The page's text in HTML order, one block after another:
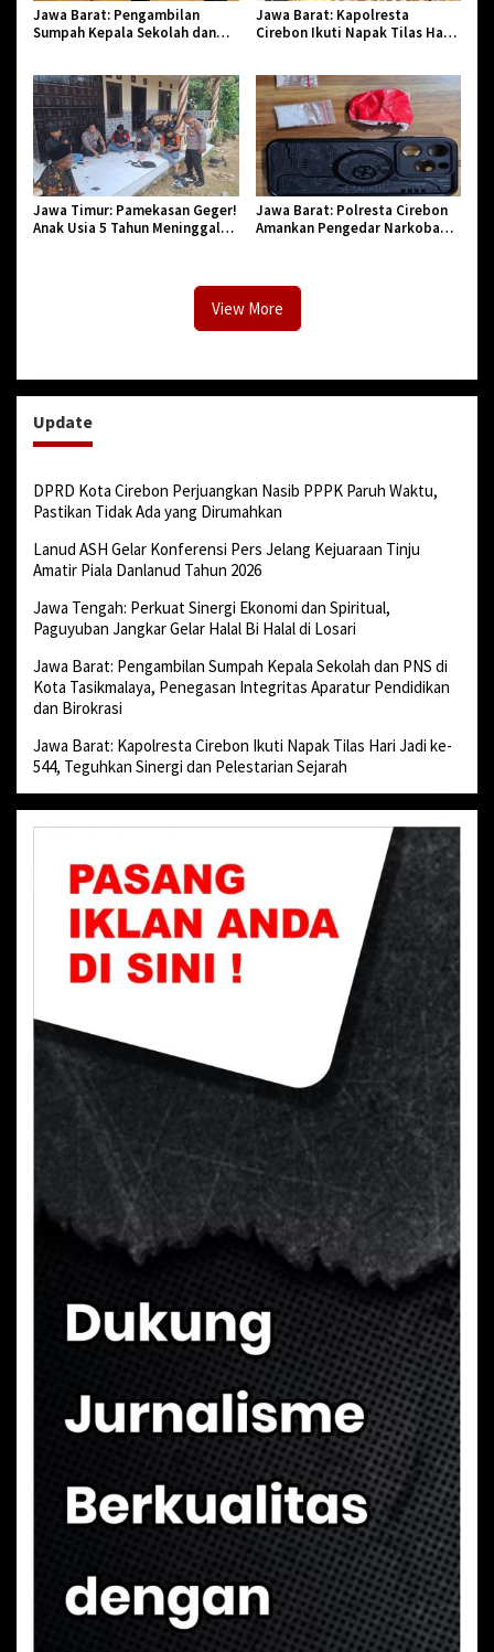
Jawa Barat: Pengambilan
Sumpah Kepala Sekolah dan
Pendidikan dan Birokrasi
Jawa Barat: Kapolresta
Cirebon Ikuti Napak Tilas Hari
Jawa Timur: Pamekasan Geger!
Anak Usia 5 Tahun Meninggal
Jawa Barat: Polresta Cirebon
Amankan Pengedar Narkoba
View More
Update
DPRD Kota Cirebon Perjuangkan Nasib PPPK Paruh Waktu,
Pastikan Tidak Ada yang Dirumahkan
Lanud ASH Gelar Konferensi Pers Jelang Kejuaraan Tinju
Amatir Piala Danlanud Tahun 2026
Jawa Tengah: Perkuat Sinergi Ekonomi dan Spiritual,
Paguyuban Jangkar Gelar Halal Bi Halal di Losari
Jawa Barat: Pengambilan Sumpah Kepala Sekolah dan PNS di
Kota Tasikmalaya, Penegasan Integritas Aparatur Pendidikan
dan Birokrasi
Jawa Barat: Kapolresta Cirebon Ikuti Napak Tilas Hari Jadi ke-
544, Teguhkan Sinergi dan Pelestarian Sejarah